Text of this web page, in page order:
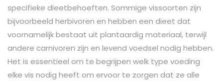
specifieke dieetbehoeften. Sommige vissoorten zijn
bijvoorbeeld herbivoren en hebben een dieet dat
voornamelijk bestaat uit plantaardig materiaal, terwijl
andere carnivoren zijn en levend voedsel nodig hebben.
Het is essentieel om te begrijpen welk type voeding
elke vis nodig heeft om ervoor te zorgen dat ze alle